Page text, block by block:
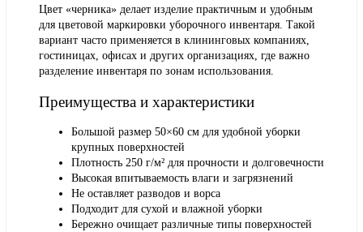
Цвет «черника» делает изделие практичным и удобным
для цветовой маркировки уборочного инвентаря. Такой
вариант часто применяется в клининговых компаниях,
гостиницах, офисах и других организациях, где важно
разделение инвентаря по зонам использования.
Преимущества и характеристики
Большой размер 50×60 см для удобной уборки
крупных поверхностей
Плотность 250 г/м² для прочности и долговечности
Высокая впитываемость влаги и загрязнений
Не оставляет разводов и ворса
Подходит для сухой и влажной уборки
Бережно очищает различные типы поверхностей